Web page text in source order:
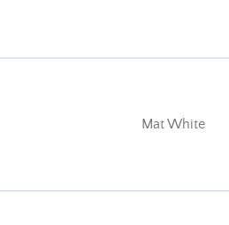
Mat White